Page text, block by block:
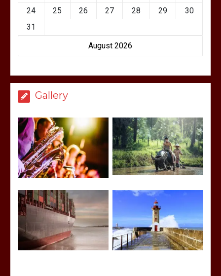
August 2026
24
25 26 27 28 29
30
31
Gallery